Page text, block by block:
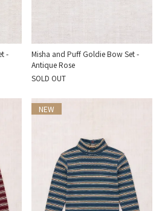
-
Misha and Puff Goldie Bow Set -
Antique Rose
SOLD OUT
NEW